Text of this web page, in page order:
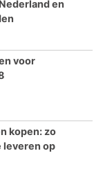
en
voor
kopen: zo
leveren op